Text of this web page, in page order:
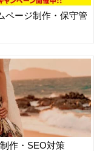
ージ制作・保守管
作・SEO対策